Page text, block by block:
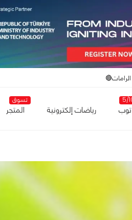
5/
توب رياضات إلكترونية
تسوق
المتجر